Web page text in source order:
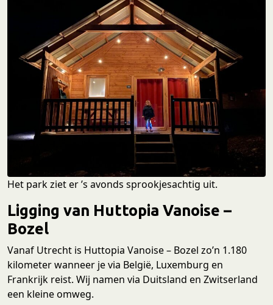
Het park ziet er ’s avonds sprookjesachtig uit.
Ligging van Huttopia Vanoise –
Bozel
Vanaf Utrecht is Huttopia Vanoise – Bozel zo’n 1.180
kilometer wanneer je via België, Luxemburg en
Frankrijk reist. Wij namen via Duitsland en Zwitserland
een kleine omweg.